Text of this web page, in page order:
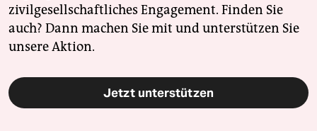
zivilgesellschaftliches Engagement. Finden Sie
auch? Dann machen Sie mit und unterstützen Sie
unsere Aktion.
Jetzt unterstützen